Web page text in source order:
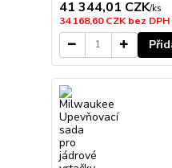
41 344,01 CZK/ks
34 168,60 CZKbez DPH